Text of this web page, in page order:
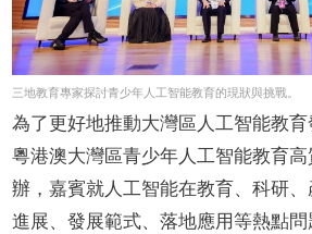
三地教育專家探討青少年人工智能教育的現狀與挑戰。
為了更好地推動大灣區人工智能教育
粵港澳大灣區青少年人工智能教育
辦，嘉賓就人工智能在教育、科研
進展、發展範式、落地應用等熱點